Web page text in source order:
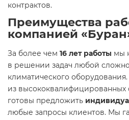
контрактов.
Преимущества
компанией
За более чем 16 лет работы мы
в решении задач любой
климатического
из высококвалифицированных
готовы предложить
любые запросы клиентов. Мы